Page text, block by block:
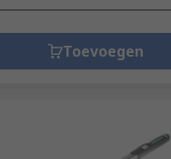
Toevoegen